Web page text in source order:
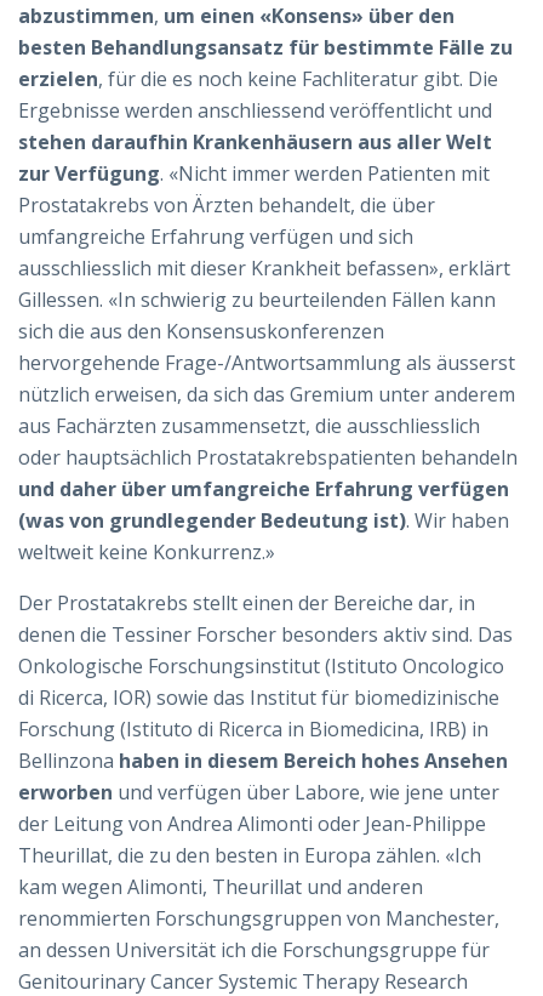
abzustimmen, um einen «Konsens» über den
besten Behandlungsansatz für bestimmte Fälle zu
erzielen, für die es noch keine Fachliteratur gibt. Die
Ergebnisse werden anschliessend veröffentlicht und
stehen daraufhin Krankenhäusern aus aller Welt
zur Verfügung. «Nicht immer werden Patienten mit
Prostatakrebs von Ärzten behandelt, die über
umfangreiche Erfahrung verfügen und sich
ausschliesslich mit dieser Krankheit befassen», erklärt
Gillessen. «In schwierig zu beurteilenden Fällen kann
sich die aus den Konsensuskonferenzen
hervorgehende Frage-/Antwortsammlung als äusserst
nützlich erweisen, da sich das Gremium unter anderem
aus Fachärzten zusammensetzt, die ausschliesslich
oder hauptsächlich Prostatakrebspatienten behandeln
und daher über umfangreiche Erfahrung verfügen
(was von grundlegender Bedeutung ist). Wir haben
weltweit keine Konkurrenz.»
Der Prostatakrebs stellt einen der Bereiche dar, in
denen die Tessiner Forscher besonders aktiv sind. Das
Onkologische Forschungsinstitut (Istituto Oncologico
di Ricerca, IOR) sowie das Institut für biomedizinische
Forschung (Istituto di Ricerca in Biomedicina, IRB) in
Bellinzona haben in diesem Bereich hohes Ansehen
erworben und verfügen über Labore, wie jene unter
der Leitung von Andrea Alimonti oder Jean-Philippe
Theurillat, die zu den besten in Europa zählen. «Ich
kam wegen Alimonti, Theurillat und anderen
renommierten Forschungsgruppen von Manchester,
an dessen Universität ich die Forschungsgruppe für
Genitourinary Cancer Systemic Therapy Research